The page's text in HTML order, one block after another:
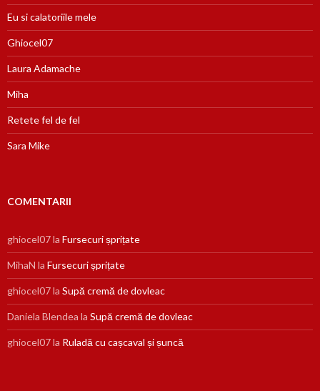
Eu si calatoriile mele
Ghiocel07
Laura Adamache
Miha
Retete fel de fel
Sara Mike
COMENTARII
ghiocel07la Fursecuri șprițate
MihaN la Fursecuri șprițate
ghiocel07la Supă cremă de dovleac
Daniela Blendea la Supă cremă de dovleac
ghiocel07la Ruladă cu cașcaval și șuncă